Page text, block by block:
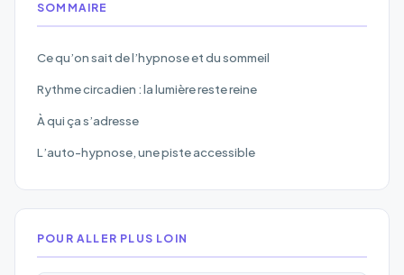
SOMMAIRE
Ce qu’on sait de l’hypnose et du sommeil
Rythme circadien : la lumière reste reine
À qui ça s’adresse
L’auto-hypnose, une piste accessible
POUR ALLER PLUS LOIN